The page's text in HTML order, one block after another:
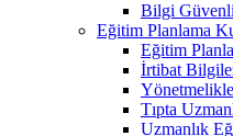
Bilgi
Eğitim Planlama
Eğitim
İrtibat
Tıpta
Uzmanlık